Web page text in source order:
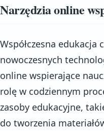
Narzędzia online
Współczesna edukacja
nowoczesnych
online wspierające
rolę w codziennym
zasoby edukacyjne,
do tworzenia